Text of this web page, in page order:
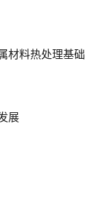
材料热处理基础
展